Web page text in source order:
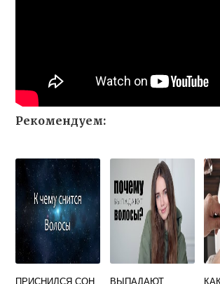
Рекомендуем:
ПРИСНИЛСЯ СОН
ВЫПАДАЮТ